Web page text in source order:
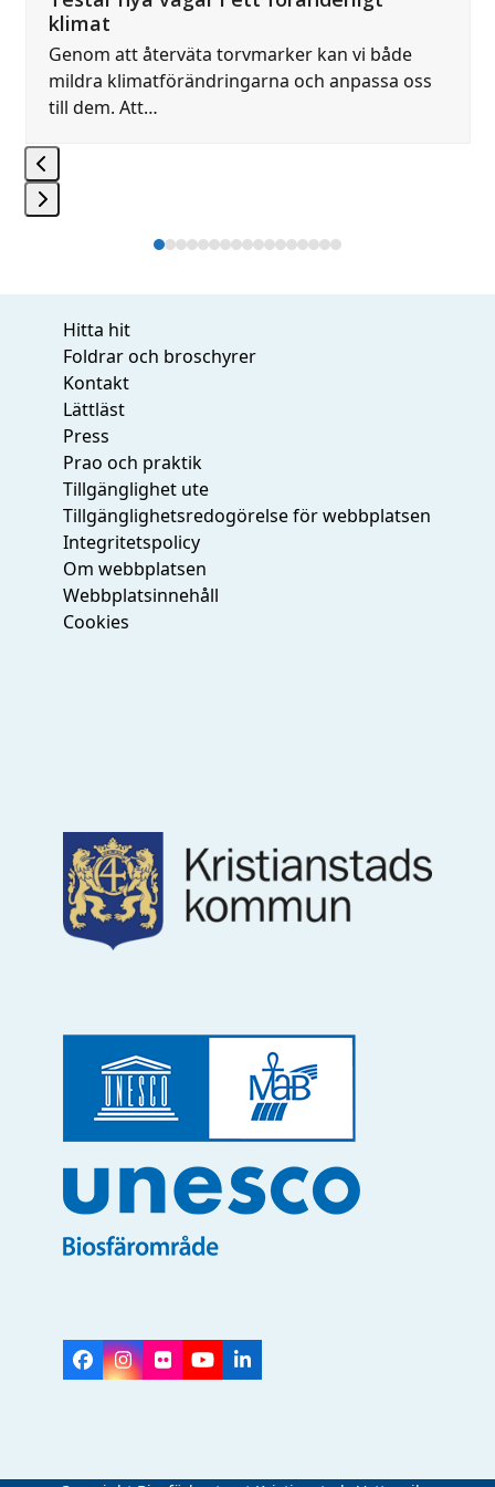
navigation
buttons
klimat
Genom att återväta torvmarker kan vi både
mildra klimatförändringarna och anpassa oss
till dem. Att…
Press
to
Hitta hit
Foldrar och broschyrer
Kontakt
Lättläst
Press
Prao och praktik
Tillgänglighet ute
Tillgänglighetsredogörelse för webbplatsen
Integritetspolicy
Om webbplatsen
Webbplatsinnehåll
Cookies
Facebook
Instagram
FlickrYouTubeLinkedIn